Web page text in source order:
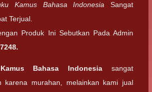
Kamus Bahasa IndonesiaSangat
Terjual.
Produk Ini Sebutkan Pada Admin
.
Bahasa Indonesia sangat
karena murahan, melainkan kami jual